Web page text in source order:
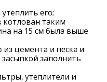
его;
котлован таким
на 15 см была выше
из цемента и песка и
заполнить
утеплители и